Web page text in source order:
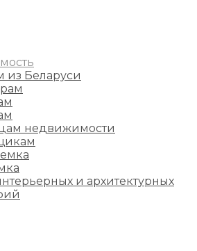
из Беларуси
недвижимости
и архитектурных